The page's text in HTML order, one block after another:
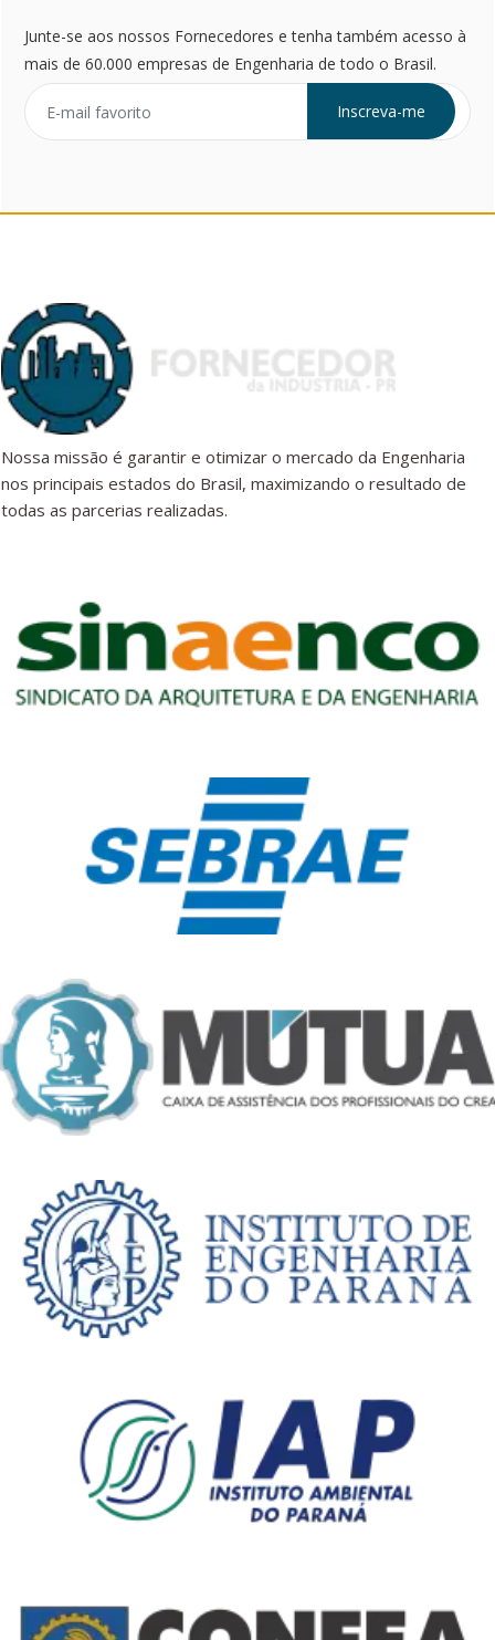
Junte-se aos nossos Fornecedores e tenha também acesso à
mais de 60.000 empresas de Engenharia de todo o Brasil.
Inscreva-me
Nossa missão é garantir e otimizar o mercado da Engenharia
nos principais estados do Brasil, maximizando o resultado de
todas as parcerias realizadas.